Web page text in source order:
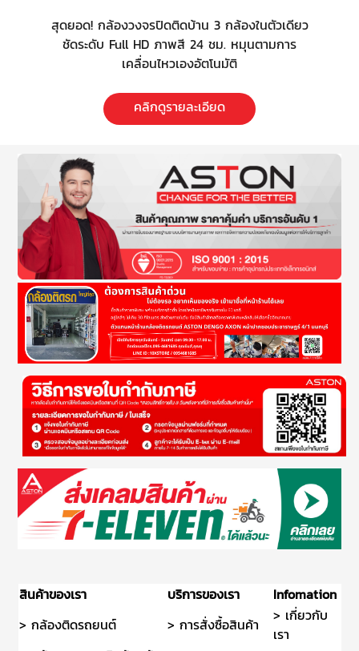
สุดยอด! กล้องวงจรปิดติดบ้าน 3 กล้องในตัวเดียว
ชัดระดับ Full HD ภาพสี 24 ชม. หมุนตามการ
เคลื่อนไหวเองอัตโนมัติ
คลิกดูรายละเอียด
สินค้าของเรา บริการของเรา
Infomation
> กล้องติดรถยนต์
> การสั่งซื้อสินค้า
> เกี่ยวกับ
เรา